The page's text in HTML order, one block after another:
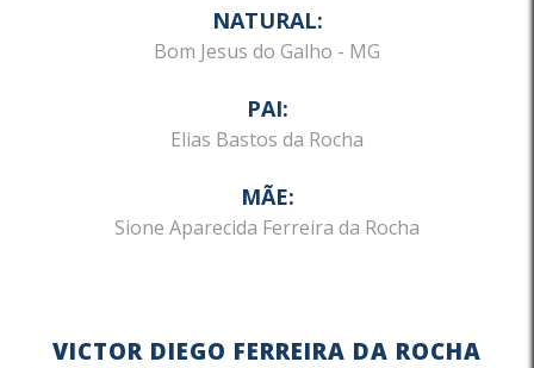
NATURAL:
Bom Jesus do Galho - MG
PAI:
Elias Bastos da Rocha
MÃE:
Sione Aparecida Ferreira da Rocha
VICTOR DIEGO FERREIRA DA ROCHA